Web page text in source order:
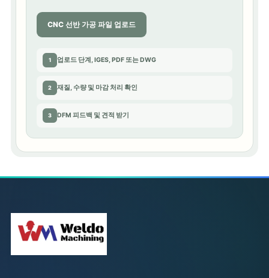
CNC 선반 가공 파일 업로드
1 업로드 단계 , IGES, PDF 또는 DWG
2 재질, 수량 및 마감 처리 확인
3 DFM 피드백 및 견적 받기